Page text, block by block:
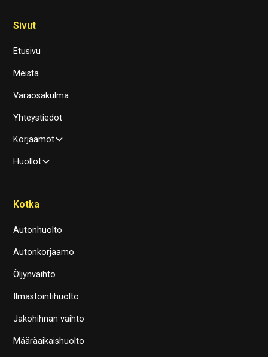
Sivut
Etusivu
Meistä
Varaosakulma
Yhteystiedot
Korjaamot
Huollot
Kotka
Autonhuolto
Autonkorjaamo
Öljynvaihto
Ilmastointihuolto
Jakohihnan vaihto
Määräaikaishuolto